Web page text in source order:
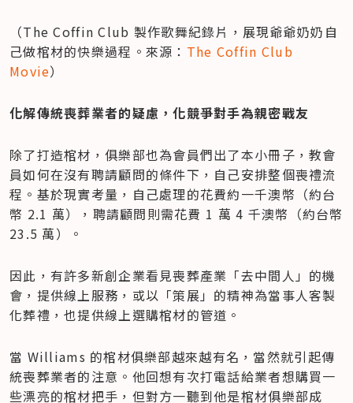
（The Coffin Club 製作歌舞紀錄片，展現爺爺奶奶自
己做棺材的快樂過程。來源： The Coffin Club
Movie）
化解傳統喪葬業者的疑慮，化競爭對手為親密戰友
除了打造棺材，俱樂部也為會員們出了本小冊子，教會
員如何在沒有聘請顧問的條件下，自己安排整個喪禮流
程。基於現實考量，自己處理的花費約一千澳幣（約台
幣 2.1 萬），聘請顧問則需花費 1 萬 4 千澳幣（約台幣
23.5 萬）。
因此，有許多新創企業看見喪葬產業「去中間人」的機
會，提供線上服務，或以「策展」的精神為當事人客製
化葬禮，也提供線上選購棺材的管道。
當 Williams 的棺材俱樂部越來越有名，當然就引起傳
統喪葬業者的注意。他回想有次打電話給業者想購買一
些漂亮的棺材把手，但對方一聽到他是棺材俱樂部成